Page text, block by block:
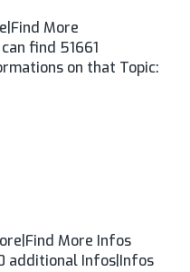
More
find 51661
on that Topic:
More Infos
additional Infos|Infos